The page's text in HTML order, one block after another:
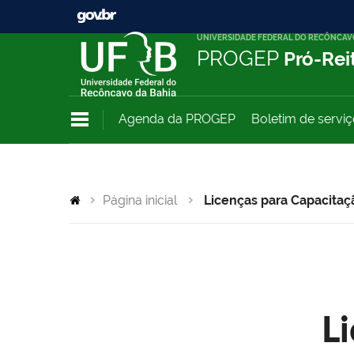
UNIVERSIDADE FEDERAL DO
PROGEP Pró-
Agenda da PROGEP Boletim de
Página inicial Licenças para